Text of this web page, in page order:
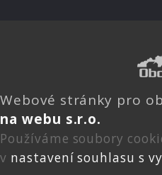
Webové stránky pro
na webu s.r.o.
Používáme soubory
v nastavení souhlasu s